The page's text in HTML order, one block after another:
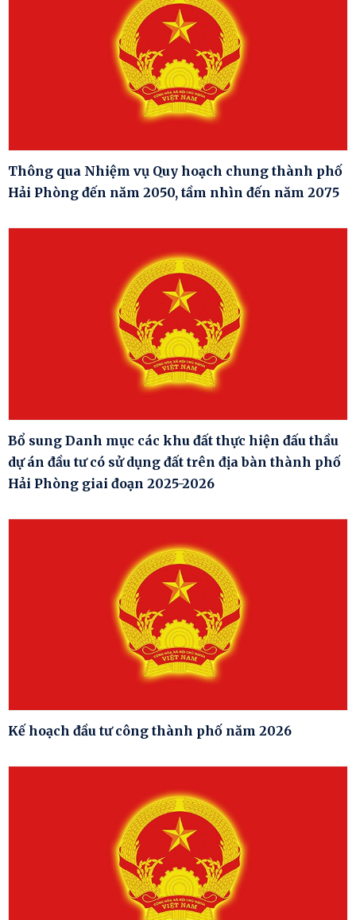
Thông qua Nhiệm vụ Quy hoạch chung thành phố
Hải Phòng đến năm 2050, tầm nhìn đến năm 2075
Bổ sung Danh mục các khu đất thực hiện đấu thầu
dự án đầu tư có sử dụng đất trên địa bàn thành phố
Hải Phòng giai đoạn 2025-2026
Kế hoạch đầu tư công thành phố năm 2026